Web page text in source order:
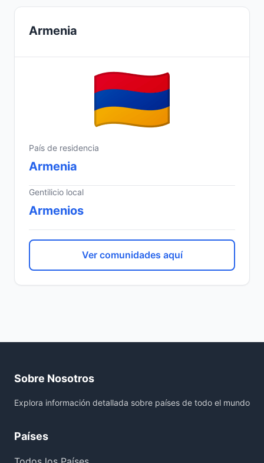
Armenia
País de residencia
Armenia
Gentilicio local
Armenios
Ver comunidades aquí
Sobre Nosotros
Explora información detallada sobre países de todo el mundo
Países